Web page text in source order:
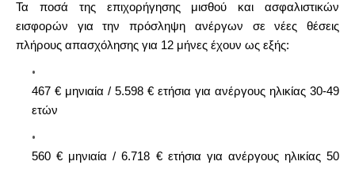
Τα ποσά της επιχορήγησης μισθού και ασφαλιστικών
εισφορών για την πρόσληψη ανέργων σε νέες θέσεις
πλήρους απασχόλησης για 12 μήνες έχουν ως εξής:
467 € μηνιαία / 5.598 € ετήσια για ανέργους ηλικίας 30-49
ετών
560 € μηνιαία / 6.718 € ετήσια για ανέργους ηλικίας 50